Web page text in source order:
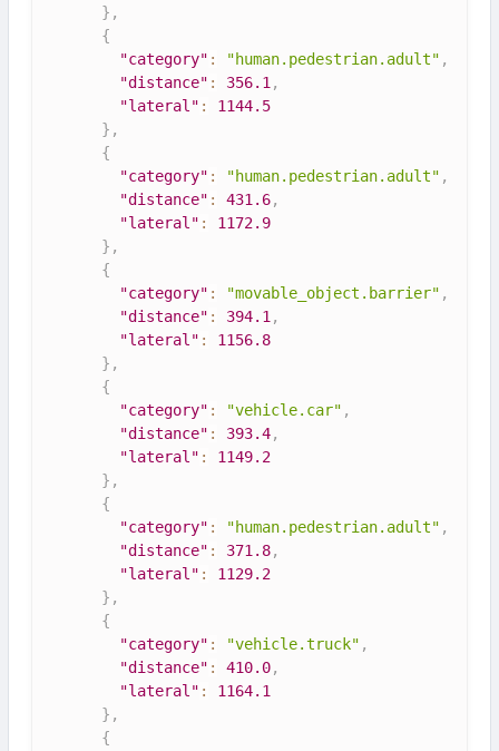
} ,
{
"category" : "human.pedestrian.adult" ,
"distance" : 356.1,
"lateral" :
1144.5
} ,
{
"category" : "human.pedestrian.adult" ,
"distance" : 431.6,
"lateral" :
1172.9
} ,
{
"category" : "movable_object.barrier" ,
"distance" : 394.1,
"lateral" :
1156.8
} ,
{
"category" : "vehicle.car" ,
"distance" : 393.4,
"lateral" :
1149.2
} ,
{
"category" : "human.pedestrian.adult" ,
"distance" : 371.8,
"lateral" :
1129.2
} ,
{
"category" : "vehicle.truck" ,
"distance" : 410.0,
"lateral" :
1164.1
} ,
{